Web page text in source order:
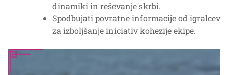
dinamiki in reševanje skrbi.
Spodbujati povratne informacije od igralcev
za izboljšanje iniciativ kohezije ekipe.